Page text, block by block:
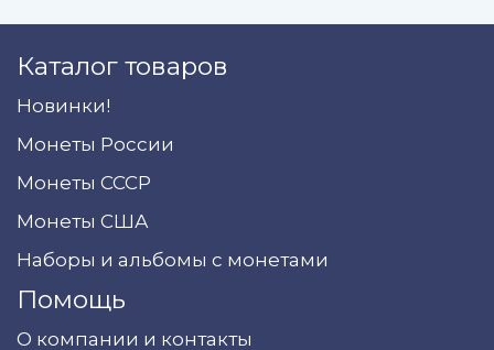
Каталог товаров
Новинки!
Монеты России
Монеты СССР
Монеты США
Наборы и альбомы с монетами
Помощь
О компании и контакты